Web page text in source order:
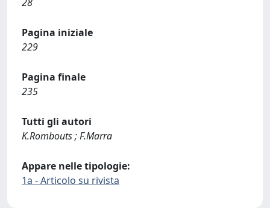
Pagina iniziale
229
Pagina finale
235
Tutti gli autori
K.Rombouts ; F.Marra
Appare nelle tipologie:
1a - Articolo su rivista